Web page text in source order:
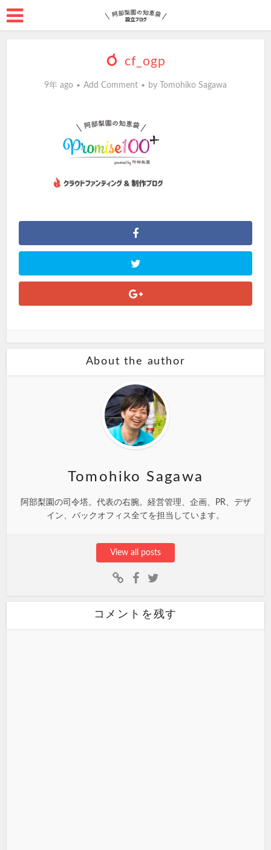
cf_ogp
9年 ago Add Comment by Tomohiko Sagawa
About the author
Tomohiko Sagawa
阿部梨園の司令塔。代表の右腕。経営管理、企画、PR、デザ
イン、バックオフィス全てを担当しています。
View all posts
コメントを残す